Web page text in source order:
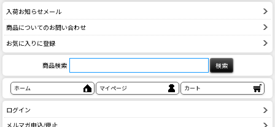
入荷お知らせメール
商品についてのお問い合わせ
お気に入りに登録
商品検索
ホーム マイページ カート
ログイン
メルマガ申込/停止